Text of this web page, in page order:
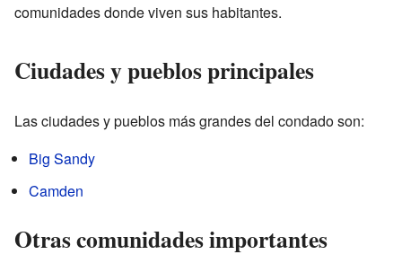
comunidades donde viven sus habitantes.
Ciudades y pueblos principales
Las ciudades y pueblos más grandes del condado son:
Big Sandy
Camden
Otras comunidades importantes